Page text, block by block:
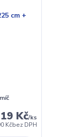
Kč/ks
Kčbez DPH